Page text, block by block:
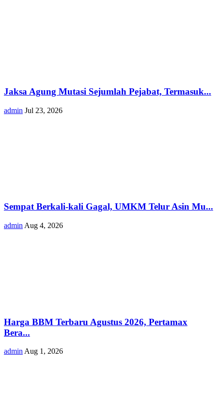
Jaksa Agung Mutasi Sejumlah Pejabat, Termasuk...
admin Jul 23, 2026
Sempat Berkali-kali Gagal, UMKM Telur Asin Mu...
admin Aug 4, 2026
Harga BBM Terbaru Agustus 2026, Pertamax
Bera...
admin Aug 1, 2026